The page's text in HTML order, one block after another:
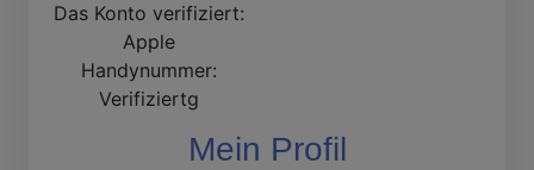
Das Konto verifiziert:
Apple
Handynummer:
Verifiziertg
Mein Profil